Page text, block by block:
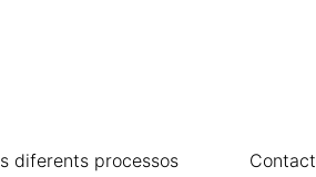
diferents processos